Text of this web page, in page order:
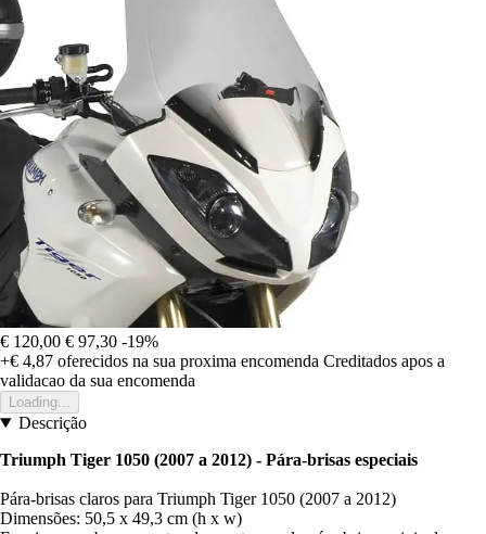
€ 120,00 € 97,30 -19%
+€ 4,87 oferecidos na sua proxima encomenda Creditados apos a
validacao da sua encomenda
Loading...
Descrição
Triumph Tiger 1050 (2007 a 2012) - Pára-brisas especiais
Pára-brisas claros para Triumph Tiger 1050 (2007 a 2012)
Dimensões: 50,5 x 49,3 cm (h x w)